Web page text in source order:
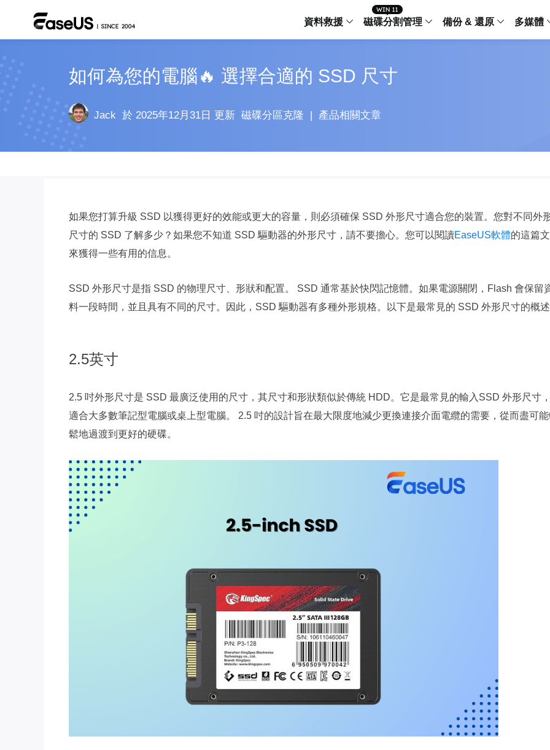
資料救援
Data Recovery Wizard
Windows 資料救援
Data Recovery Wizard for Mac
MobiSaver (IOS & Android)
Fixo AI-Powered
Exchange Recovery
EDB 資料還原 & 修復
MS SQL 資料庫還原
磁碟分割管理
Disk Copy
備份 & 還原
中央控管
智能
多媒體
傳輸軟體
更多產品軟體 AppMove
OS2Go
如何為您的電腦🔥 選擇合適的 SSD 尺寸
Jack 於 2025年12月31日 更新 磁碟分區克隆 | 產品相關文章
如果您打算升級 SSD 以獲得更好的效能或更大的容量，則必須確保 SSD 外形尺寸適合您的裝置。您對不同外
尺寸的 SSD 了解多少？如果您不知道 SSD 驅動器的外形尺寸，請不要擔心。您可以閱讀EaseUS軟體的這篇
來獲得一些有用的信息。
SSD 外形尺寸是指 SSD 的物理尺寸、形狀和配置。 SSD 通常基於快閃記憶體。如果電源關閉，Flash 會保留
料一段時間，並且具有不同的尺寸。因此，SSD 驅動器有多種外形規格。以下是最常見的 SSD 外形尺寸的概
2.5英寸
2.5 吋外形尺寸是 SSD 最廣泛使用的尺寸，其尺寸和形狀類似於傳統 HDD。它是最常見的輸入SSD 外形尺寸
適合大多數筆記型電腦或桌上型電腦。 2.5 吋的設計旨在最大限度地減少更換連接介面電纜的需要，從而盡可
鬆地過渡到更好的硬碟。